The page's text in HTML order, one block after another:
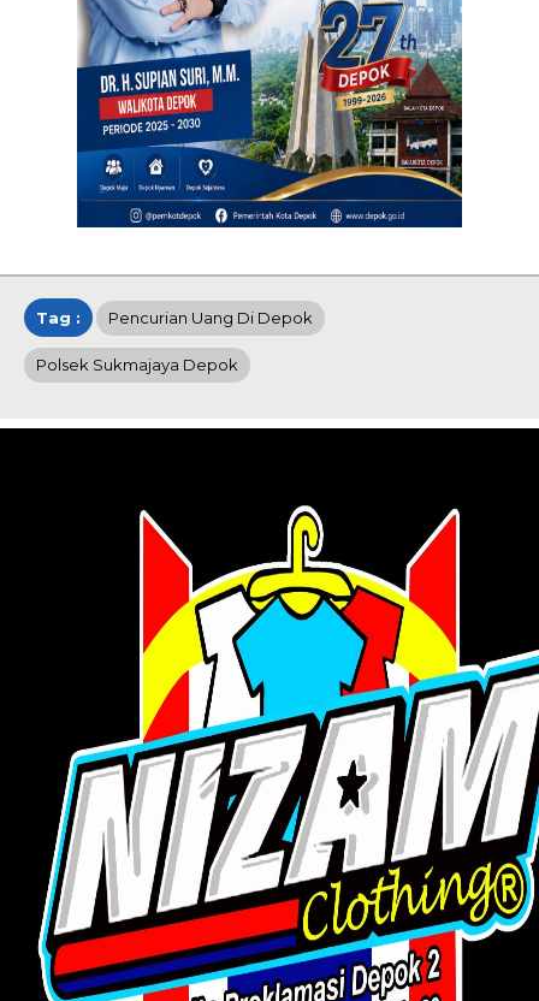
Tag : Pencurian Uang Di Depok
Polsek Sukmajaya Depok